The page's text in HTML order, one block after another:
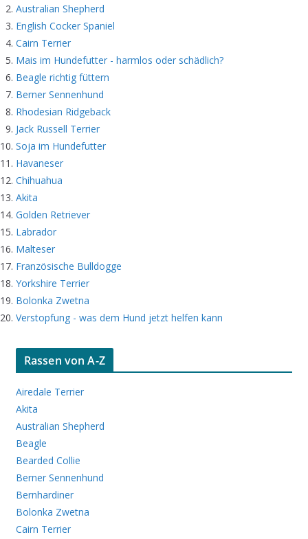
Australian Shepherd
English Cocker Spaniel
Cairn Terrier
Mais im Hundefutter - harmlos oder schädlich?
Beagle richtig füttern
Berner Sennenhund
Rhodesian Ridgeback
Jack Russell Terrier
Soja im Hundefutter
Havaneser
Chihuahua
Akita
Golden Retriever
Labrador
Malteser
Französische Bulldogge
Yorkshire Terrier
Bolonka Zwetna
Verstopfung - was dem Hund jetzt helfen kann
Rassen von A-Z
Airedale Terrier
Akita
Australian Shepherd
Beagle
Bearded Collie
Berner Sennenhund
Bernhardiner
Bolonka Zwetna
Cairn Terrier